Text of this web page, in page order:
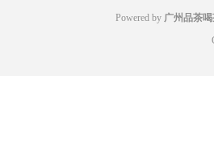
Powered by 广州品茶